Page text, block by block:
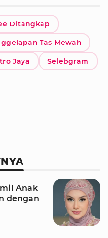
Ditangkap
Tas Mewah
Jaya Selebgram
Anak
dengan